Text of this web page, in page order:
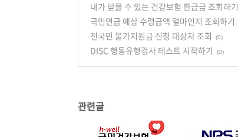
내가 받을 수 있는 건강보험 환급금 조회하기
국민연금 예상 수령금액 얼마인지 조회하기
전국민 물가지원금 신청 대상자 조회 (0)
DISC 행동유형검사 테스트 시작하기 (0)
관련글